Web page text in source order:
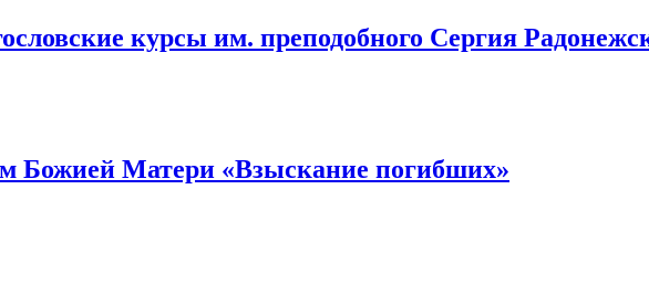
курсы им. преподобного Сергия
Божией Матери «Взыскание погибших»